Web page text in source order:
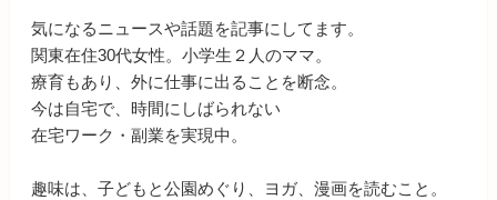
気になるニュースや話題を記事にしてます。
関東在住30代女性。小学生２人のママ。
療育もあり、外に仕事に出ることを断念。
今は自宅で、時間にしばられない
在宅ワーク・副業を実現中。
趣味は、子どもと公園めぐり、ヨガ、漫画を読むこと。